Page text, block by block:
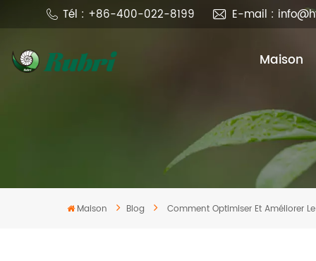
Tél : +86-400-022-8199 E-mail :
Maison
Maison Blog Comment Optimiser Et Améliorer